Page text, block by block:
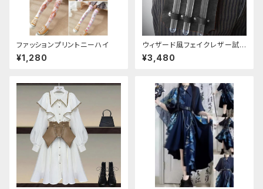
ファッションプリントニーハイ
¥1,280
ウィザード風フェイクレザー試
験管ホルダー
¥3,480